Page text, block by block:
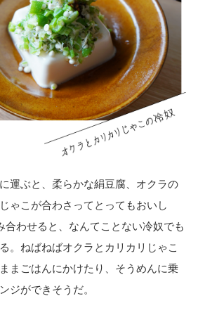
運ぶと、柔らかな絹豆腐、オクラの
ゃこが合わさってとってもおいし
合わせると、なんてことない冷奴でも
。ねばねばオクラとカリカリじゃこ
まごはんにかけたり、そうめんに乗
ジができそうだ。